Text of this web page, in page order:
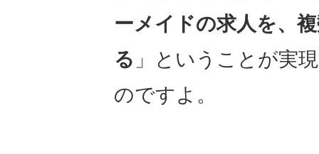
ーメイドの求人を、
る 」ということが実
のですよ。